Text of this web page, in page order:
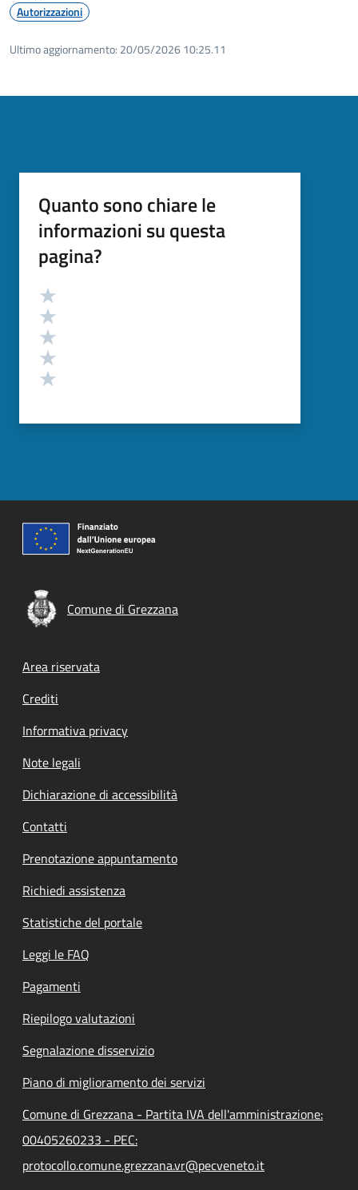
Autorizzazioni
Ultimo aggiornamento: 20/05/2026 10:25.11
Quanto sono chiare le
informazioni su questa
pagina?
Valutazione
Comune di Grezzana
Footer menu
Area riservata
Crediti
Informativa privacy
Note legali
Dichiarazione di accessibilità
Contatti
Prenotazione appuntamento
Richiedi assistenza
Statistiche del portale
Leggi le FAQ
Pagamenti
Riepilogo valutazioni
Segnalazione disservizio
Piano di miglioramento dei servizi
Comune di Grezzana - Partita IVA dell'amministrazione:
00405260233 - PEC:
protocollo.comune.grezzana.vr@pecveneto.it